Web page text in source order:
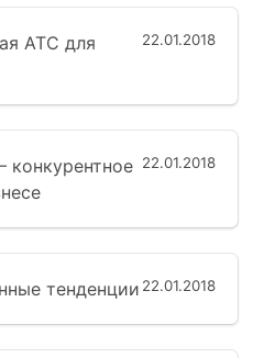
22.01.2018
АТС для
22.01.2018
конкурентное
22.01.2018
тенденции